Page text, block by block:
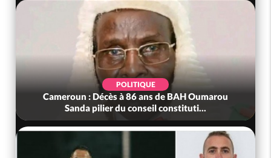
POLITIQUE
Cameroun : Décès à 86 ans de BAH Oumarou
Sanda pilier du conseil constituti...